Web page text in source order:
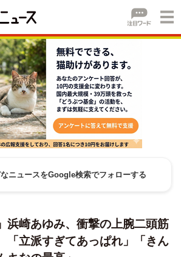
なニュースをGoogle検索でフォローする
浜崎あゆみ、衝撃の上腕二頭筋
立派すぎてあっぱれ」「きん